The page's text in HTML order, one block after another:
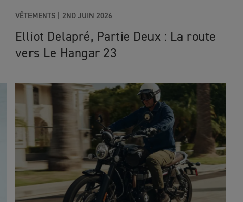
VÊTEMENTS | 2ND JUIN 2026
Elliot Delapré, Partie Deux : La route
vers Le Hangar 23